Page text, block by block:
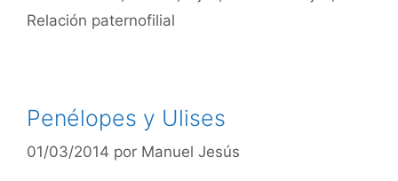
Relación paternofilial
Penélopes y Ulises
01/03/2014 por Manuel Jesús